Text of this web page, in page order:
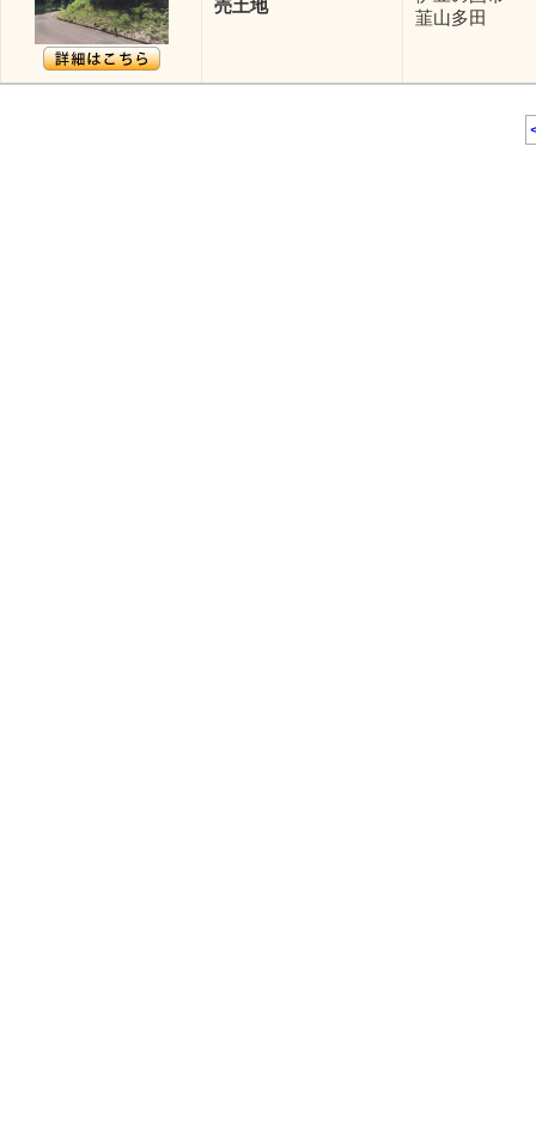
売土地
韮山多田